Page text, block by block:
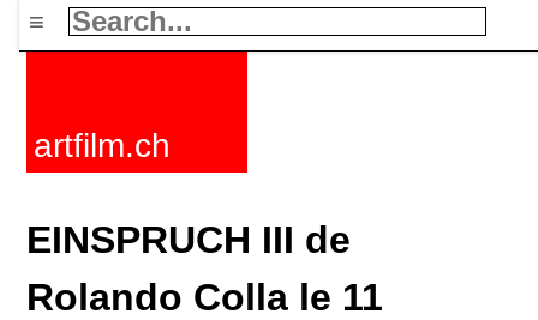
≡
artfilm.ch
EINSPRUCH III de
Rolando Colla le 11